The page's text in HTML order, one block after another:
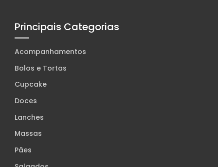
Principais Categorias
Acompanhamentos
Bolos e Tortas
Cupcake
Doces
Lanches
Massas
Pães